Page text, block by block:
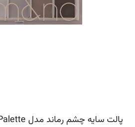
پالت سایه چشم رماند مدل Better Than Palette